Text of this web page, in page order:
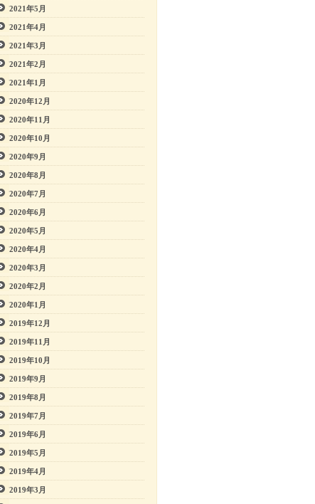
2021年5月
2021年4月
2021年3月
2021年2月
2021年1月
2020年12月
2020年11月
2020年10月
2020年9月
2020年8月
2020年7月
2020年6月
2020年5月
2020年4月
2020年3月
2020年2月
2020年1月
2019年12月
2019年11月
2019年10月
2019年9月
2019年8月
2019年7月
2019年6月
2019年5月
2019年4月
2019年3月